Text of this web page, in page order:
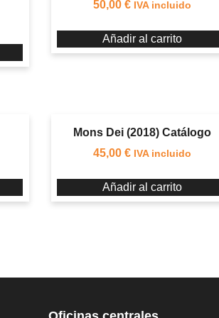
50,00 € IVA incluido
Añadir al carrito
Mons Dei (2018) Catálogo
45,00 € IVA incluido
Añadir al carrito